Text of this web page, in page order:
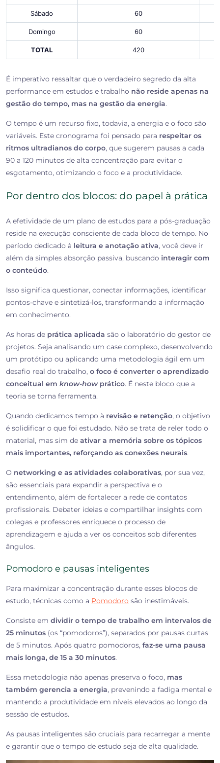
Sábado 60
Domingo 60
TOTAL 420
É imperativo ressaltar que o verdadeiro segredo da alta
performance em estudos e trabalho não reside apenas na
gestão do tempo, mas na gestão da energia.
O tempo é um recurso fixo, todavia, a energia e o foco são
variáveis. Este cronograma foi pensado para respeitar os
ritmos ultradianos do corpo, que sugerem pausas a cada
90 a 120 minutos de alta concentração para evitar o
esgotamento, otimizando o foco e a produtividade.
Por dentro dos blocos: do papel à prática
A efetividade de um plano de estudos para a pós-graduação
reside na execução consciente de cada bloco de tempo. No
período dedicado à leitura e anotação ativa, você deve ir
além da simples absorção passiva, buscando interagir com
o conteúdo.
Isso significa questionar, conectar informações, identificar
pontos-chave e sintetizá-los, transformando a informação
em conhecimento.
As horas de prática aplicada são o laboratório do gestor de
projetos. Seja analisando um case complexo, desenvolvendo
um protótipo ou aplicando uma metodologia ágil em um
desafio real do trabalho, o foco é converter o aprendizado
conceitual em know-howprático. É neste bloco que a
teoria se torna ferramenta.
Quando dedicamos tempo à revisão e retenção, o objetivo
é solidificar o que foi estudado. Não se trata de reler todo o
material, mas sim de ativar a memória sobre os tópicos
mais importantes, reforçando as conexões neurais.
O networking e as atividades colaborativas, por sua vez,
são essenciais para expandir a perspectiva e o
entendimento, além de fortalecer a rede de contatos
profissionais. Debater ideias e compartilhar insights com
colegas e professores enriquece o processo de
aprendizagem e ajuda a ver os conceitos sob diferentes
ângulos.
Pomodoro e pausas inteligentes
Para maximizar a concentração durante esses blocos de
estudo, técnicas como a Pomodoro são inestimáveis.
Consiste em dividir o tempo de trabalho em intervalos de
25 minutos (os “pomodoros”), separados por pausas curtas
de 5 minutos. Após quatro pomodoros, faz-se uma pausa
mais longa, de 15 a 30 minutos.
Essa metodologia não apenas preserva o foco, mas
também gerencia a energia, prevenindo a fadiga mental e
mantendo a produtividade em níveis elevados ao longo da
sessão de estudos.
As pausas inteligentes são cruciais para recarregar a mente
e garantir que o tempo de estudo seja de alta qualidade.